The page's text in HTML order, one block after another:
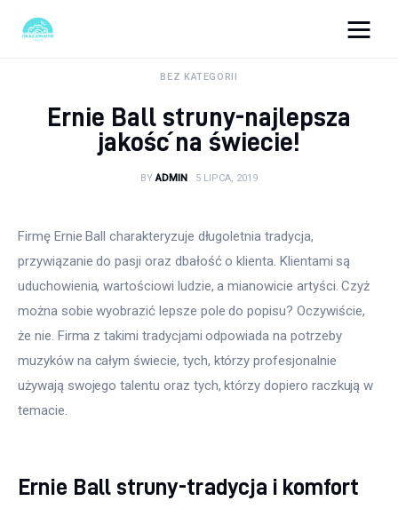
Turystyka
Uroda
Więcej
BEZ KATEGORII
Ernie Ball struny-najlepsza
jakość na świecie!
BY ADMIN 5 LIPCA, 2019
Firmę Ernie Ball charakteryzuje długoletnia tradycja,
przywiązanie do pasji oraz dbałość o klienta. Klientami są
uduchowienia, wartościowi ludzie, a mianowicie artyści. Czyż
można sobie wyobrazić lepsze pole do popisu? Oczywiście,
że nie. Firma z takimi tradycjami odpowiada na potrzeby
muzyków na całym świecie, tych, którzy profesjonalnie
używają swojego talentu oraz tych, którzy dopiero raczkują w
temacie.
Ernie Ball struny-tradycja i komfort